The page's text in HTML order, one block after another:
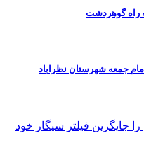
راه گوهردشت
جمعه شهرستان نظراباد